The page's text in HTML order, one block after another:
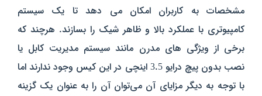
مشخصات به کاربران امکان می‌ دهد تا یک سیستم
کامپیوتری با عملکرد بالا و ظاهر شیک را بسازند. هرچند که
برخی از ویژگی‌ های مدرن مانند سیستم مدیریت کابل یا
نصب بدون پیچ درایو 3.5 اینچی در این کیس وجود ندارند اما
با توجه به دیگر مزایای آن می‌توان آن را به عنوان یک گزینه